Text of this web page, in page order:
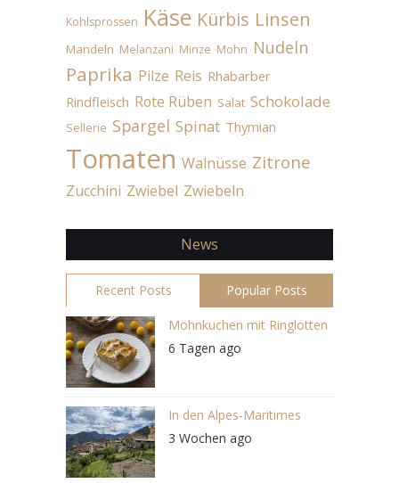
Kohlsprossen Käse Kürbis Linsen
Mandeln Melanzani Minze Mohn Nudeln
Paprika Pilze Reis Rhabarber
Rindfleisch Rote Rüben Salat Schokolade
Sellerie Spargel Spinat Thymian
Tomaten Walnüsse Zitrone
Zucchini Zwiebel Zwiebeln
News
Recent Posts Popular Posts
Mohnkuchen mit Ringlotten
6 Tagen ago
In den Alpes-Maritimes
3 Wochen ago